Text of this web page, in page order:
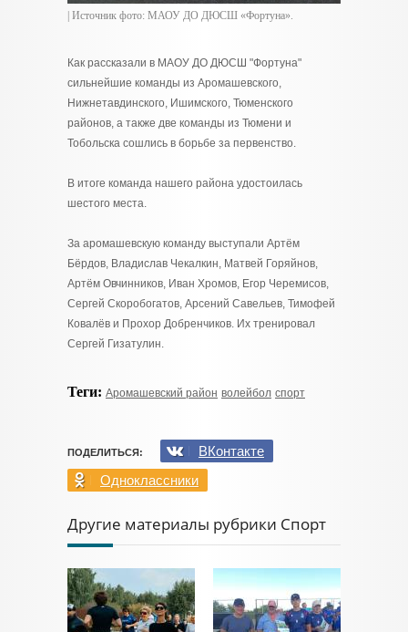
| Источник фото: МАОУ ДО ДЮСШ «Фортуна».
Как рассказали в МАОУ ДО ДЮСШ "Фортуна"
сильнейшие команды из Аромашевского,
Нижнетавдинского, Ишимского, Тюменского
районов, а также две команды из Тюмени и
Тобольска сошлись в борьбе за первенство.
В итоге команда нашего района удостоилась
шестого места.
За аромашевскую команду выступали Артём
Бёрдов, Владислав Чекалкин, Матвей Горяйнов,
Артём Овчинников, Иван Хромов, Егор Черемисов,
Сергей Скоробогатов, Арсений Савельев, Тимофей
Ковалёв и Прохор Добренчиков. Их тренировал
Сергей Гизатулин.
Теги: Аромашевский район волейбол спорт
ПОДЕЛИТЬСЯ:
ВКонтакте
Одноклассники
Другие материалы рубрики Спорт